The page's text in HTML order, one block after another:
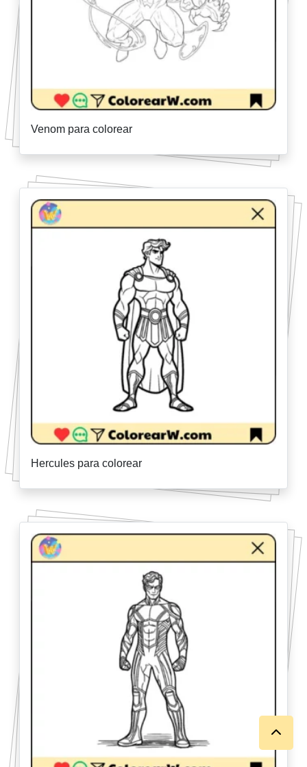
Venom para colorear
Hercules para colorear